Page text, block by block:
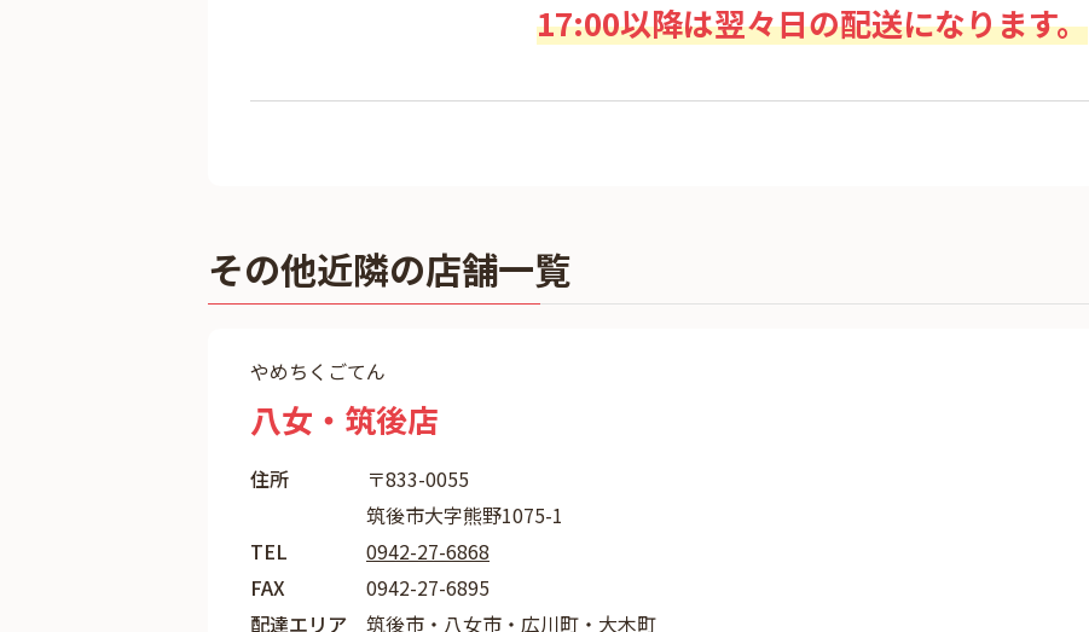
17:00以降は翌々日の配送になります。
その他近隣の店舗一覧
やめちくごてん
八女・筑後店
住所
〒833-0055
筑後市大字熊野1075-1
TEL
0942-27-6868
FAX
0942-27-6895
配達エリア
筑後市・八女市・広川町・大木町